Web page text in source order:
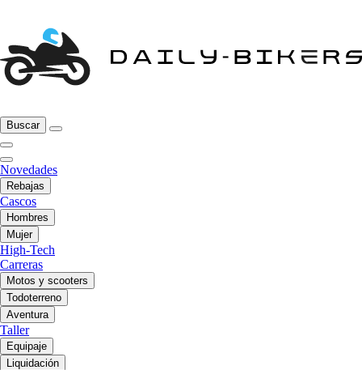
Buscar
Novedades
Rebajas
Cascos
Hombres
Mujer
High-Tech
Carreras
Motos y scooters
Todoterreno
Aventura
Taller
Equipaje
Liquidación